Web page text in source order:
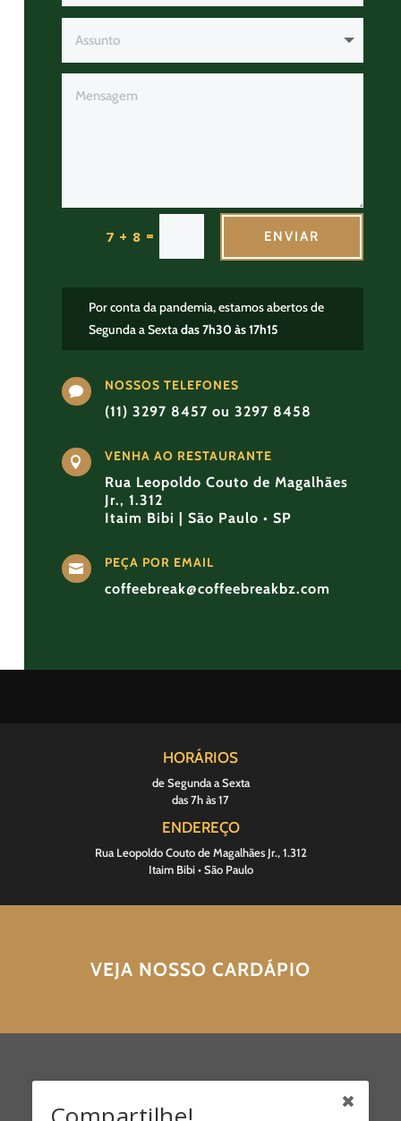
7 + 8 = ENVIAR
Por conta da pandemia, estamos abertos de
Segunda a Sextadas 7h30 às 17h15
 NOSSOS TELEFONES
(11) 3297 8457 ou 3297 8458
 VENHA AO RESTAURANTE
Rua Leopoldo Couto de Magalhães
Jr., 1.312
Itaim Bibi | São Paulo • SP
 PEÇA POR EMAIL
coffeebreak@coffeebreakbz.com
HORÁRIOS
de Segunda a Sexta
das 7h às 17
ENDEREÇO
Rua Leopoldo Couto de Magalhães Jr., 1.312
Itaim Bibi • São Paulo
VEJA NOSSO CARDÁPIO